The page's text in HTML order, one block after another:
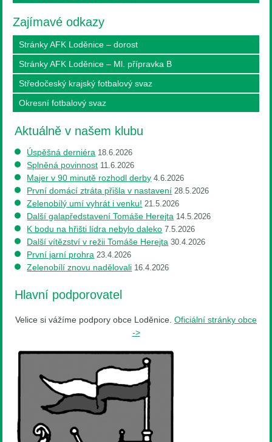
Zajímavé odkazy
Stránky AFK Loděnice – dorost
Stránky AFK Loděnice – Ml. přípravka B
Středočeský krajský fotbalový svaz
Okresní fotbalový svaz
Aktuálně v našem klubu
Úspěšná derniéra 18.6.2026
Splněná povinnost 11.6.2026
Majer v 90 minutě rozhodl derby 4.6.2026
První domácí ztráta přišla v nastavení 28.5.2026
Zelenobílý umí vyhrát i venku! 21.5.2026
Další galapředstavení Tomáše Herejta 14.5.2026
K bodu na hřišti lídra nebylo daleko 7.5.2026
Další vítězství v režii Tomáše Herejta 30.4.2026
První jarní prohra 23.4.2026
Zelenobílí znovu nadělovali 16.4.2026
Hlavní podporovatel
Velice si vážíme podpory obce Loděnice. Oficiální stránky obce
->